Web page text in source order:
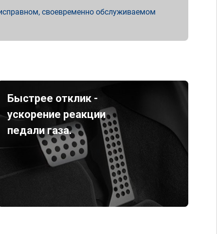
своевременно обслуживаемом
Быстрее отклик -
ускорение реакции
педали газа.